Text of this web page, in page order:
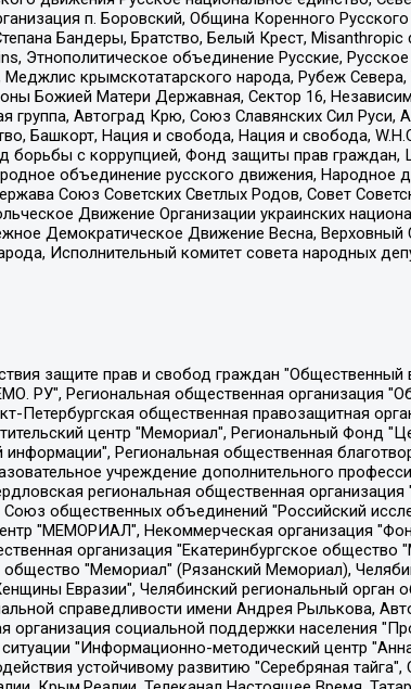
п. Боровский, Община Коренного
Бандеры, Братство, Белый Крест, Misanthropic
Этнополитическое объединение Русские,
крымскотатарского народа, Рубеж
Божией Матери Державная, Сектор 16,
Автоград Крю, Союз Славянских Сил Руси,
Башкорт, Нация и свобода, Нация и свобода,
борьбы с коррупцией, Фонд защиты прав граждан,
объединение русского движения, Народное
Союз Советских Светлых Родов, Совет
Движение Организации украинских
Демократическое Движение Весна, Верховный
Исполнительный комитет совета народных
Общество с ограниченной ответственностью "Москоу диджитал медиа", с 26.01.2023 Общество с ограниченной ответственностью "Чайка Белые сады", Ветошкина Валерия Валерьевна, Заговора Максим Александрович, Межрегиональное общественное движение "Российская ЛГБТ - сеть", Оленичев Максим Владимирович, Павлов Иван Юрьевич, Скворцова Елена Сергеевна, Общество с ограниченной ответственностью "Как бы инагент", Кочетков Игорь Викторович, Общество с ограниченной ответственностью "Честные выборы", Еланчик Олег Александрович, Общество с ограниченной ответственностью "Нобелевский призыв", Гималова Регина Эмилевна, Григорьев Андрей Валерьевич, Григорьева Алина Александровна, Ассоциация по содействию защите прав призывников, альтернативнослужащих и военнослужащих "Правозащитная группа "Гражданин.Армия.Право", Хисамова Регина Фаритовна, Автономная некоммерческая организация по реализации социально-правовых программ "Лилит", Дальневосточное общественное движение "Маяк", Санкт-Петербургская ЛГБТ-инициативная группа "Выход", Инициативная группа ЛГБТ+ "Реверс", Алексеев Андрей Викторович, Бекбулатова Таисия Львовна, Беляев Иван Михайлович, Владыкина Елена Сергеевна, Гельман Марат Александрович, Никульшина Вероника Юрьевна, Толоконникова Надежда Андреевна, Шендерович Виктор Анатольевич, Общество с ограниченной ответственностью "Данное сообщение", Общество с ограниченной ответственностью Издательский дом "Новая глава", Айнбиндер Александра Александровна, Московский комьюнити-центр для ЛГБТ+инициатив, Благотворительный фонд развития филантропии, Deutsche Welle (Германия, Kurt-Schumacher-Strasse 3, 53113 Bonn), Борзунова Мария Михайловна, Воробьев Виктор Викторович, Голубева Анна Львовна, Константинова Алла Михайловна, Малкова Ирина Владимировна, Мурадов Мурад Абдулгалимович, Осетинская Елизавета Николаевна, Понасенков Евгений Николаевич, Ганапольский Матвей Юрьевич, Киселев Евгений Алексеевич, Борухович Ирина Григорьевна, Дремин Иван Тимофеевич, Дубровский Дмитрий Викторович, Красноярская региональная общественная организация поддержки и развития альтернативных образовательных технологий и межкультурных коммуникаций "ИНТЕРРА", Маяковская Екатерина Алексеевна, Фейгин Марк Захарович, Филимонов Андрей Викторович, Дзугкоева Регина Николаевна, Доброхотов Роман Александрович, Дудь Юрий Александрович, Елкин Сергей Владимирович, Кругликов Кирилл Игоревич, Сабунаева Мария Леонидовна, Семенов Алексей Владимирович, Шаинян Карен Багратович, Шульман Екатерина Михайловна, Асафьев Артур Валерьевич, Вахштайн Виктор Семенович, Венедиктов Алексей Алексеевич, Лушникова Екатерина Евгеньевна, Волков Леонид Михайлович, Невзоров Александр Глебович, Пархоменко Сергей Борисович, Сироткин Ярослав Николаевич, Кара-Мурза Владимир Владимирович, Баранова Наталья Владимировна, Гозман Леонид Яковлевич, Кагарлицкий Борис Юльевич, Климарев Михаил Валерьевич, Милов Владимир Станиславович, Автономная некоммерческая организация Краснодарский центр современного искусства "Типография", Моргенштерн Алишер Тагирович, Соболь Любовь Эдуардовна, Общество с ограниченной ответственностью